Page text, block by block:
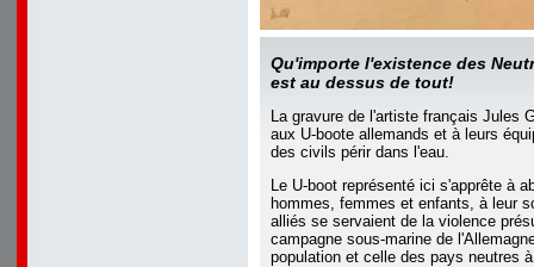
Qu'importe l'existence des
est au dessus de tout!
La gravure de l'artiste français Jules
aux U-boote allemands et à leurs
des civils périr dans l'eau.
Le U-boot représenté ici s'apprête à
hommes, femmes et enfants, à leur
alliés se servaient de la violence
campagne sous-marine de
population et celle des pays neutres